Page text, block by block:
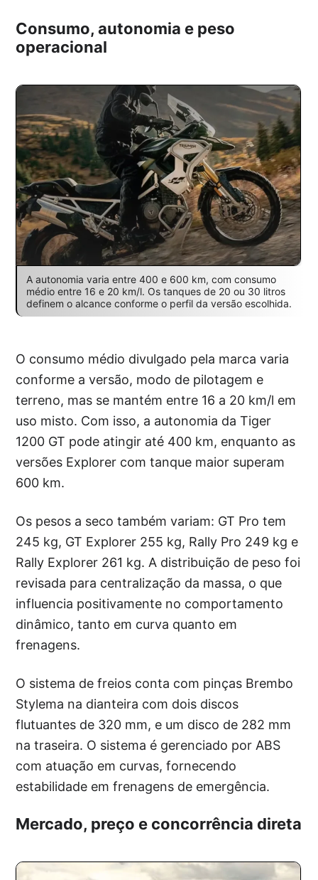
Consumo, autonomia e peso
operacional
A autonomia varia entre 400 e 600 km, com consumo
médio entre 16 e 20 km/l. Os tanques de 20 ou 30 litros
definem o alcance conforme o perfil da versão escolhida.
O consumo médio divulgado pela marca varia
conforme a versão, modo de pilotagem e
terreno, mas se mantém entre 16 a 20 km/l em
uso misto. Com isso, a autonomia da Tiger
1200 GT pode atingir até 400 km, enquanto as
versões Explorer com tanque maior superam
600 km.
Os pesos a seco também variam: GT Pro tem
245 kg, GT Explorer 255 kg, Rally Pro 249 kg e
Rally Explorer 261 kg. A distribuição de peso foi
revisada para centralização da massa, o que
influencia positivamente no comportamento
dinâmico, tanto em curva quanto em
frenagens.
O sistema de freios conta com pinças Brembo
Stylema na dianteira com dois discos
flutuantes de 320 mm, e um disco de 282 mm
na traseira. O sistema é gerenciado por ABS
com atuação em curvas, fornecendo
estabilidade em frenagens de emergência.
Mercado, preço e concorrência direta